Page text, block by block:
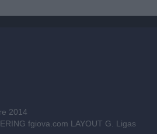
2014
fgiova.com LAYOUT G. Ligas